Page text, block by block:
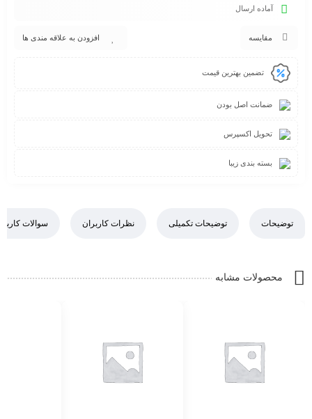
آماده ارسال
مقایسه افزودن به علاقه مندی ها
تضمین بهترین قیمت
ضمانت اصل بودن
تحویل اکسپرس
بسته بندی زیبا
توضیحات توضیحات تکمیلی نظرات کاربران سوالات
محصولات مشابه